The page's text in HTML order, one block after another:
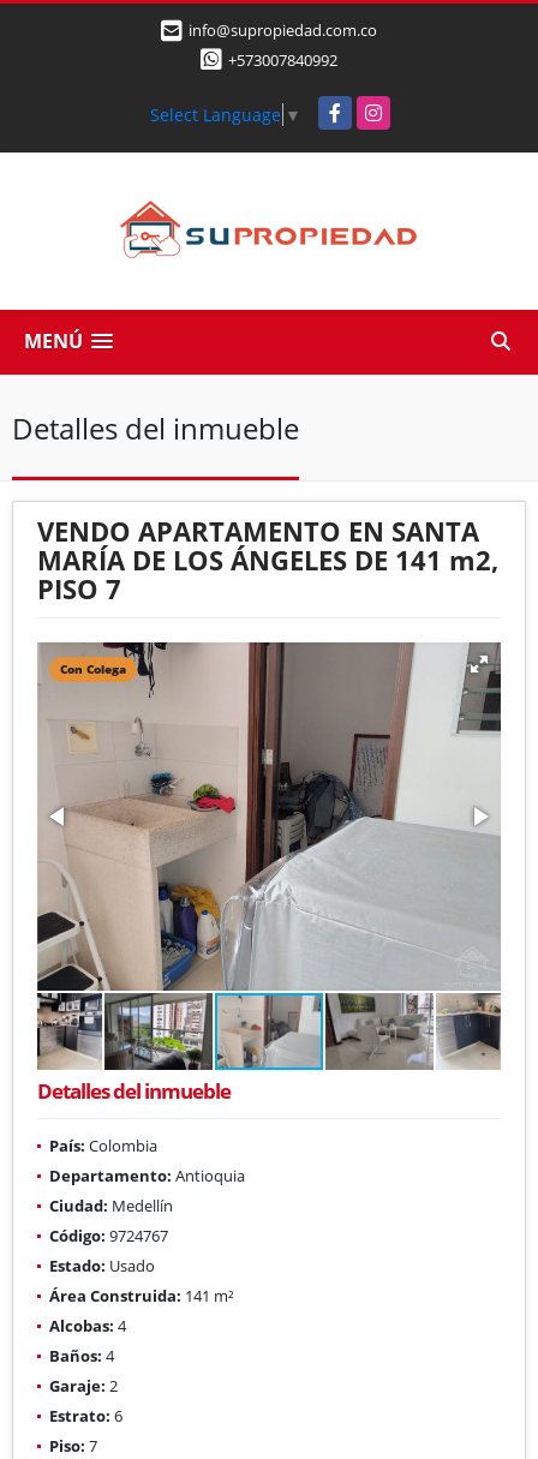
info@supropiedad.com.co
+573007840992
Select Language ▼ FacebookInstagram
MENÚ
Detalles del inmueble
VENDO APARTAMENTO EN SANTA
MARÍA DE LOS ÁNGELES DE 141 m2,
PISO 7
Con Colega
Detalles del inmueble
País: Colombia
Departamento: Antioquia
Ciudad: Medellín
Código: 9724767
Estado: Usado
Área Construida: 141 m²
Alcobas: 4
Baños: 4
Garaje: 2
Estrato: 6
Piso: 7